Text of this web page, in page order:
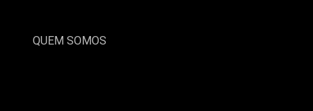
QUEM SOMOS